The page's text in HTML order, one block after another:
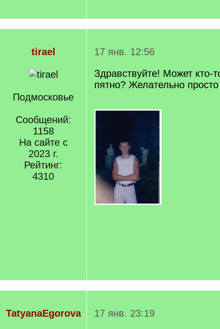
tirael
Подмосковье
Сообщений:
1158
На сайте с
2023 г.
Рейтинг:
4310
17 янв. 12:56
Здравствуйте! Может кто-
пятно? Желательно
TatyanaEgorova
17 янв. 23:19